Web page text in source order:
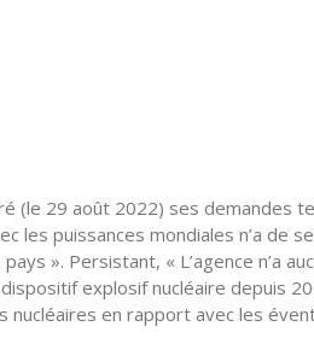
(le 29 août 2022) ses demandes
les puissances mondiales n’a de
». Persistant, « L’agence n’a
explosif nucléaire depuis
en rapport avec les